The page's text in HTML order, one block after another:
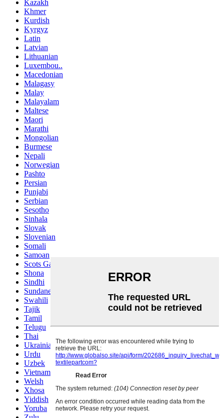
Kazakh
Khmer
Kurdish
Kyrgyz
Latin
Latvian
Lithuanian
Luxembou..
Macedonian
Malagasy
Malay
Malayalam
Maltese
Maori
Marathi
Mongolian
Burmese
Nepali
Norwegian
Pashto
Persian
Punjabi
Serbian
Sesotho
Sinhala
Slovak
Slovenian
Somali
Samoan
Scots Gaelic
Shona
Sindhi
Sundanese
Swahili
Tajik
Tamil
Telugu
Thai
Ukrainian
Urdu
Uzbek
Vietnamese
Welsh
Xhosa
Yiddish
Yoruba